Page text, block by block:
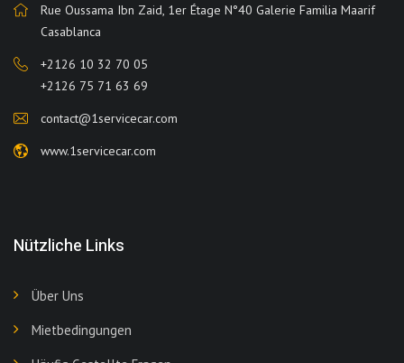
Rue Oussama Ibn Zaid, 1er Étage N°40 Galerie Familia Maarif
Casablanca
+2126 10 32 70 05
+2126 75 71 63 69
contact@1servicecar.com
www.1servicecar.com
Nützliche Links
Über Uns
Mietbedingungen